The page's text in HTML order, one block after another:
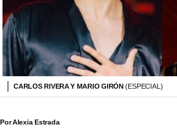
CARLOS RIVERA Y MARIO GIRÓN(ESPECIAL)
PorAlexia Estrada